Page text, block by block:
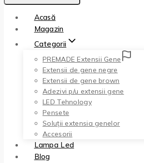
Acasă
Magazin
Categorii
PREMADE Extensii Gene
Extensii de gene negre
Extensii de gene brown
Adezivi p/u extensii gene
LED Tehnology
Pensete
Soluții extensia genelor
Accesorii
Lampa Led
Blog